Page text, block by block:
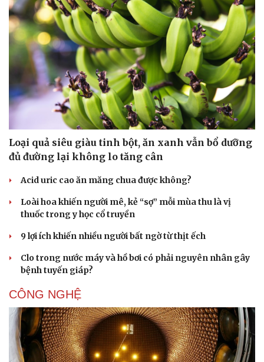
Loại quả siêu giàu tinh bột, ăn xanh vẫn bổ dưỡng
đủ đường lại không lo tăng cân
Acid uric cao ăn măng chua được không?
Loài hoa khiến người mê, kẻ “sợ” mỗi mùa thu là vị
thuốc trong y học cổ truyền
9 lợi ích khiến nhiều người bất ngờ từ thịt ếch
Clo trong nước máy và hồ bơi có phải nguyên nhân gây
bệnh tuyến giáp?
CÔNG NGHỆ